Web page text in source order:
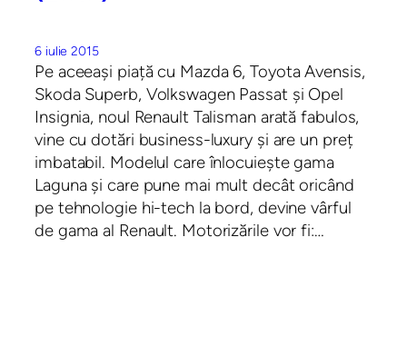
6 iulie 2015
Pe aceeași piață cu Mazda 6, Toyota Avensis,
Skoda Superb, Volkswagen Passat și Opel
Insignia, noul Renault Talisman arată fabulos,
vine cu dotări business-luxury și are un preț
imbatabil. Modelul care înlocuiește gama
Laguna și care pune mai mult decât oricând
pe tehnologie hi-tech la bord, devine vârful
de gama al Renault. Motorizările vor fi:…